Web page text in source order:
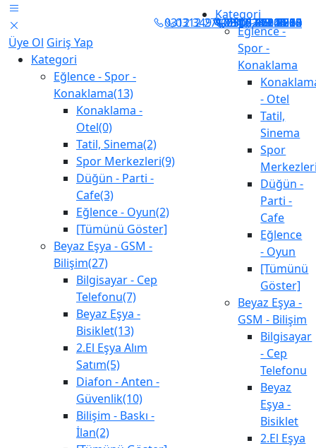
Üye Ol Giriş Yap
Kategori
Eğlence - Spor -
Konaklama(13)
Konaklama -
Otel(0)
Tatil, Sinema(2)
Spor Merkezleri(9)
Düğün - Parti -
Cafe(3)
Eğlence - Oyun(2)
[Tümünü Göster]
Beyaz Eşya - GSM -
Bilişim(27)
Bilgisayar - Cep
Telefonu(7)
Beyaz Eşya -
Bisiklet(13)
2.El Eşya Alım
Satım(5)
Diafon - Anten -
Güvenlik(10)
Bilişim - Baskı -
İlan(2)
Kategori
Eğlence -
Spor -
Konaklama
- Otel
Tatil,
Sinema
Spor
Düğün -
Parti -
Cafe
Eğlence
- Oyun
[Tümünü
Göster]
Beyaz Eşya -
GSM - Bilişim
Bilgisayar
- Cep
Telefonu
Beyaz
Eşya -
Bisiklet
2.El Eşya
0505 502 2214
0312 349 40 04 - 349 40 05
0312 283 05 00
0505 451 0788
0312 271 7110-271 2810
0312 247 11 13
0506 860 3925
0312 283 24 60
0312 512 5252
0312 503 1060